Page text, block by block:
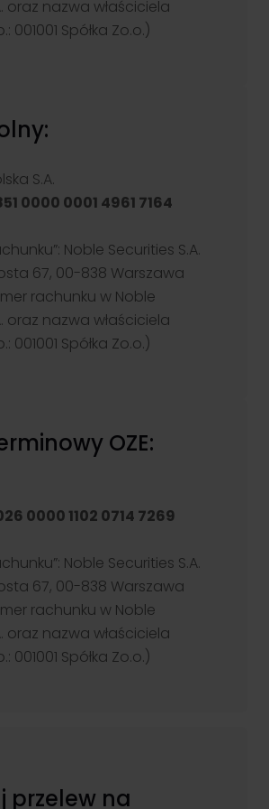
obsługę uczestników rynku energii i
i interaktywnej formie.
oraz nazwa właściciela
001001 Spółka Zo.o.)
S.A.
0000 0001 4961 7164
Noble Securities S.A.
67, 00-838 Warszawa
rachunku w Noble
oraz nazwa właściciela
001001 Spółka Zo.o.)
OZE:
0000 1102 0714 7269
Noble Securities S.A.
67, 00-838 Warszawa
rachunku w Noble
oraz nazwa właściciela
001001 Spółka Zo.o.)
przelew na